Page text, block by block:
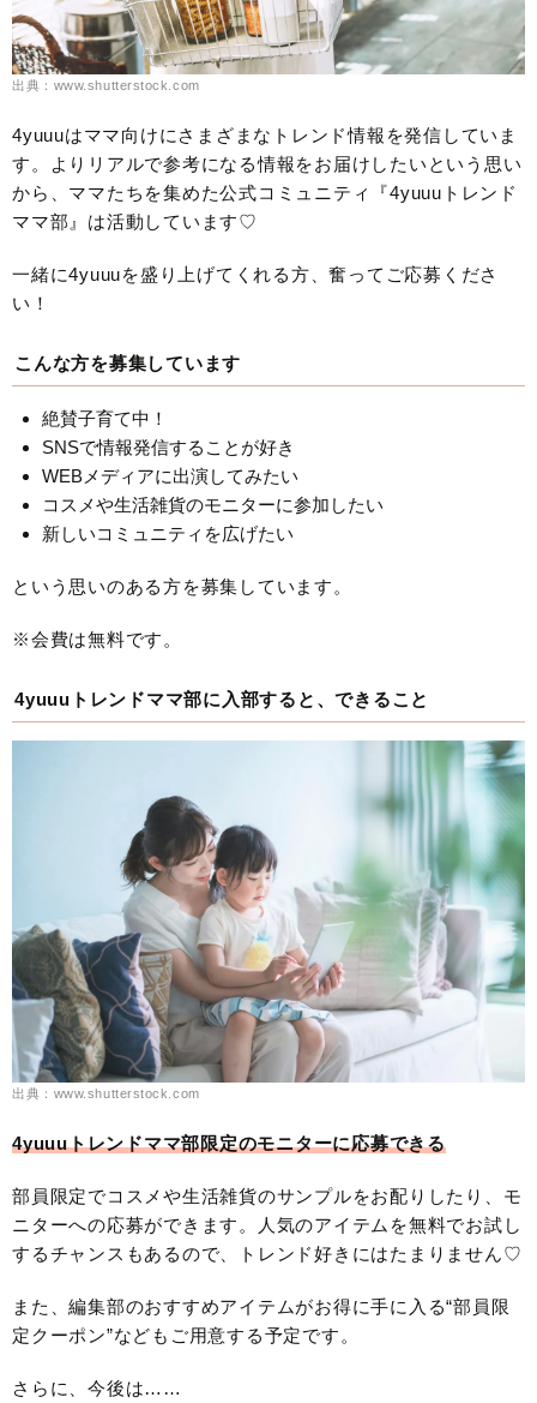
出典：www.shutterstock.com
4yuuuはママ向けにさまざまなトレンド情報を発信していま
す。よりリアルで参考になる情報をお届けしたいという思い
から、ママたちを集めた公式コミュニティ『4yuuuトレンド
ママ部』は活動しています♡
一緒に4yuuuを盛り上げてくれる方、奮ってご応募くださ
い！
こんな方を募集しています
絶賛子育て中！
SNSで情報発信することが好き
WEBメディアに出演してみたい
コスメや生活雑貨のモニターに参加したい
新しいコミュニティを広げたい
という思いのある方を募集しています。
※会費は無料です。
4yuuuトレンドママ部に入部すると、できること
出典：www.shutterstock.com
4yuuuトレンドママ部限定のモニターに応募できる
部員限定でコスメや生活雑貨のサンプルをお配りしたり、モ
ニターへの応募ができます。人気のアイテムを無料でお試し
するチャンスもあるので、トレンド好きにはたまりません♡
また、編集部のおすすめアイテムがお得に手に入る“部員限
定クーポン”などもご用意する予定です。
さらに、今後は……